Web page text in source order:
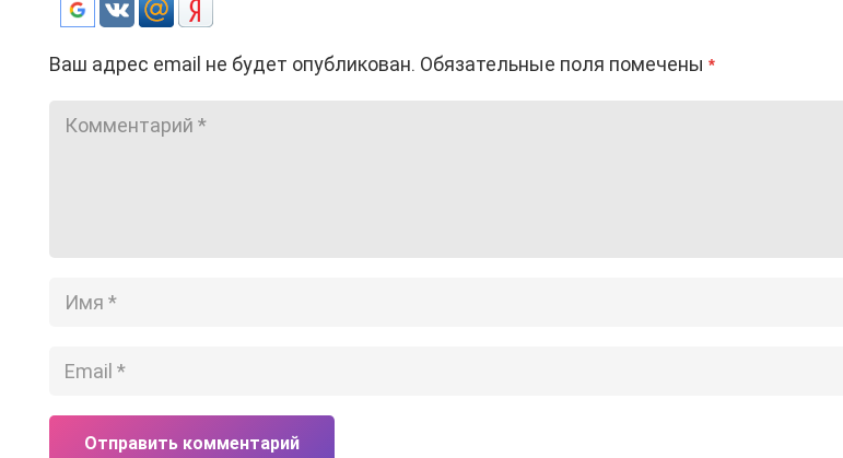
Ваш адрес email не будет опубликован. Обязательные поля помечены *
Отправить комментарий